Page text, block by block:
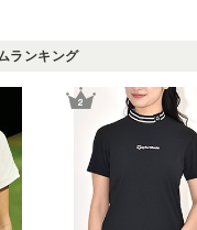
ランキング